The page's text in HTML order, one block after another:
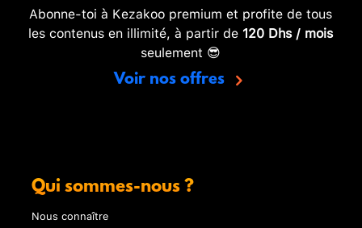
Abonne-toi à Kezakoo premium et profite de tous
les contenus en illimité, à partir de 120 Dhs / mois
seulement 😎
Voir nos offres
Qui sommes-nous ?
Nous connaître